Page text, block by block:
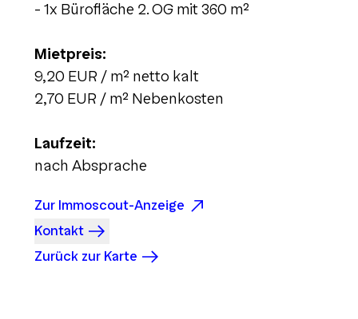
- 1x Bürofläche 2. OG mit 360 m²
Mietpreis:
9,20 EUR / m² netto kalt
2,70 EUR / m² Nebenkosten
Laufzeit:
nach Absprache
Zur Immoscout-Anzeige
Kontakt
Zurück zur Karte